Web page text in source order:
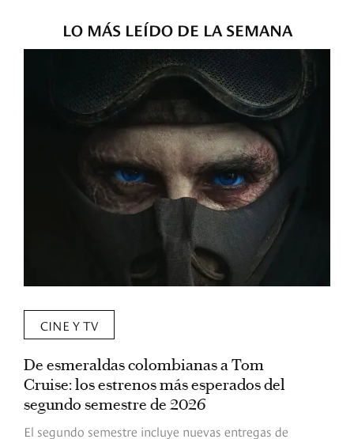
LO MÁS LEÍDO DE LA SEMANA
CINE Y TV
De esmeraldas colombianas a Tom
Cruise: los estrenos más esperados del
segundo semestre de 2026
El segundo semestre incluye nuevas entregas de